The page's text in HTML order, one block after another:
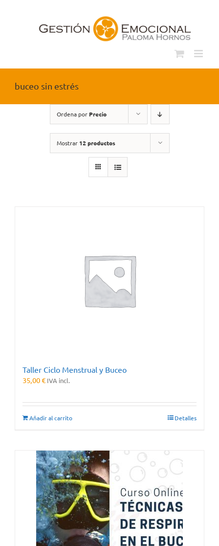
buceo sin estrés
Ordena por Precio
Mostrar 12 productos
Taller Ciclo Menstrual y Buceo
35,00€ IVA incl.
Añadir al carrito Detalles